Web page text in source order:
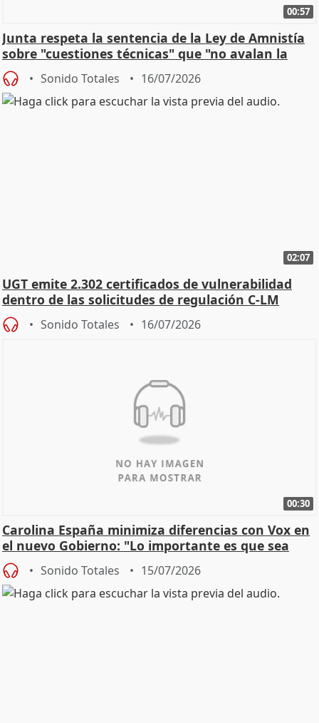
00:57
Junta respeta la sentencia de la Ley de Amnistía
sobre "cuestiones técnicas" que "no avalan la
const
Sonido Totales 16/07/2026
02:07
UGT emite 2.302 certificados de vulnerabilidad
dentro de las solicitudes de regulación C-LM
Sonido Totales 16/07/2026
00:30
Carolina España minimiza diferencias con Vox en
el nuevo Gobierno: "Lo importante es que sea
una leg
Sonido Totales 15/07/2026